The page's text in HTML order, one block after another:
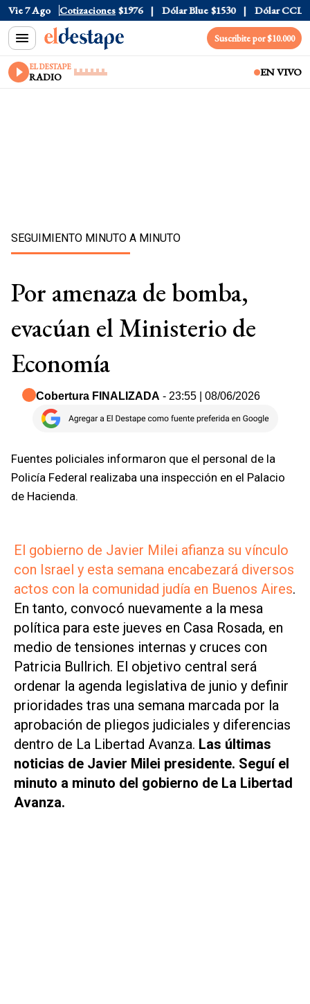
Vie 7 Ago Cotizaciones
Dólar Tarjeta $1976 Dólar Blue $1530 Dólar CCL
Suscribite por $10.000
EL DESTAPE
RADIO EN VIVO
SEGUIMIENTO MINUTO A MINUTO
Por amenaza de bomba,
evacúan el Ministerio de
Economía
Cobertura FINALIZADA - 23:55 | 08/06/2026
Fuentes policiales informaron que el personal de la
Policía Federal realizaba una inspección en el Palacio
de Hacienda.
El gobierno de Javier Milei afianza su vínculo
con Israel y esta semana encabezará diversos
actos con la comunidad judía en Buenos Aires.
En tanto, convocó nuevamente a la mesa
política para este jueves en Casa Rosada, en
medio de tensiones internas y cruces con
Patricia Bullrich. El objetivo central será
ordenar la agenda legislativa de junio y definir
prioridades tras una semana marcada por la
aprobación de pliegos judiciales y diferencias
dentro de La Libertad Avanza. Las últimas
noticias de Javier Milei presidente. Seguí el
minuto a minuto del gobierno de La Libertad
Avanza.